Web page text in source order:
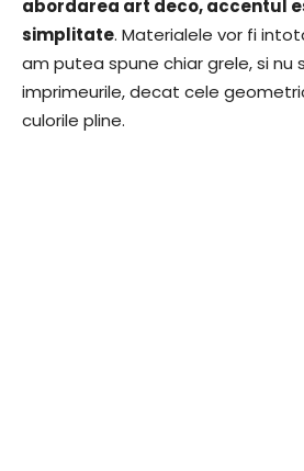
abordarea art deco, accentul
simplitate. Materialele vor fi
am putea spune chiar grele, si
imprimeurile, decat cele
culorile pline.